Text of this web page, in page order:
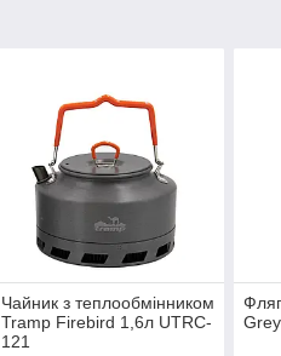
Чайник з теплообмінником
Tramp Firebird 1,6л UTRC-
121